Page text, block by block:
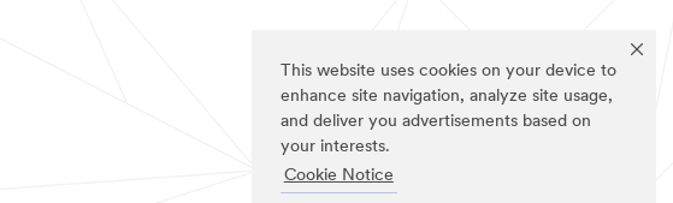
This website uses cookies on your device to
enhance site navigation, analyze site usage,
and deliver you advertisements based on
your interests.
Cookie Notice